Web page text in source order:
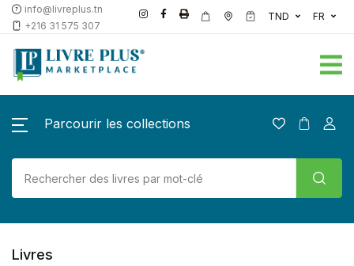
info@livreplus.tn
+216 31 575 307
TND FR
Parcourir les collections
Livres